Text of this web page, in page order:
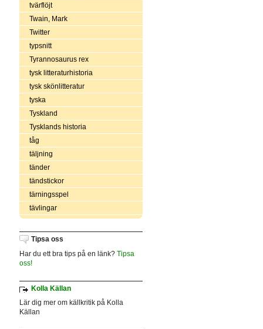
tvärflöjt
Twain, Mark
Twitter
typsnitt
Tyrannosaurus rex
tysk litteraturhistoria
tysk skönlitteratur
tyska
Tyskland
Tysklands historia
tåg
täljning
tänder
tändstickor
tärningsspel
tävlingar
Tipsa oss
Har du ett bra tips på en länk? Tipsa
oss!
Kolla Källan
Lär dig mer om källkritik på Kolla
Källan